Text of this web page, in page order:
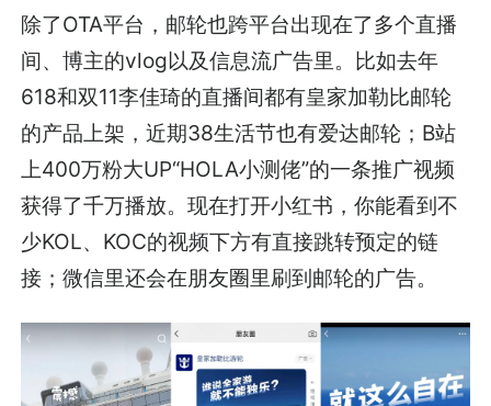
除了OTA平台，邮轮也跨平台出现在了多个直播
间、博主的vlog以及信息流广告里。比如去年
618和双11李佳琦的直播间都有皇家加勒比邮轮
的产品上架，近期38生活节也有爱达邮轮；B站
上400万粉大UP“HOLA小测佬”的一条推广视频
获得了千万播放。现在打开小红书，你能看到不
少KOL、KOC的视频下方有直接跳转预定的链
接；微信里还会在朋友圈里刷到邮轮的广告。